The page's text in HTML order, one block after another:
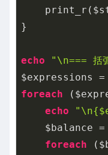
}
echo "\n=== 括
$expressions
foreach
echo
$balance
foreach